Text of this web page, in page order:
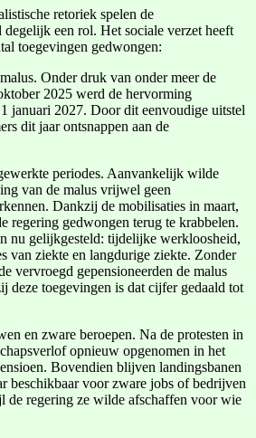
retoriek spelen de
een rol. Het sociale verzet heeft
toegevingen gedwongen:
Onder druk van onder meer de
2025 werd de hervorming
januari 2027. Door dit eenvoudige uitstel
dit jaar ontsnappen aan de
periodes. Aanvankelijk wilde
van de malus vrijwel geen
Dankzij de mobilisaties in maart,
regering gedwongen terug te krabbelen.
nu gelijkgesteld: tijdelijke werkloosheid,
van ziekte en langdurige ziekte. Zonder
vervroegd gepensioneerden de malus
deze toegevingen is dat cijfer gedaald tot
en zware beroepen. Na de protesten in
opnieuw opgenomen in het
Bovendien blijven landingsbanen
beschikbaar voor zware jobs of bedrijven
de regering ze wilde afschaffen voor wie